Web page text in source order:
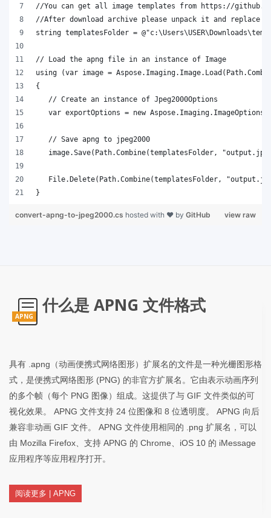
}
view raw
convert-apng-to-jpeg2000.cs hosted with ❤ by GitHub
APNG
什么是 APNG 文件格式
具有 .apng（动画便携式网络图形）扩展名的文件是一种光栅图形格
式，是便携式网络图形 (PNG) 的非官方扩展名。它由表示动画序列
的多个帧（每个 PNG 图像）组成。这提供了与 GIF 文件类似的可
视化效果。 APNG 文件支持 24 位图像和 8 位透明度。 APNG 向后
兼容非动画 GIF 文件。 APNG 文件使用相同的 .png 扩展名，可以
由 Mozilla Firefox、支持 APNG 的 Chrome、iOS 10 的 iMessage
应用程序等应用程序打开。
阅读更多 | APNG